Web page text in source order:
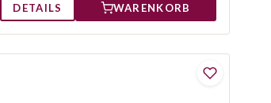
DETAILS WARENKORB